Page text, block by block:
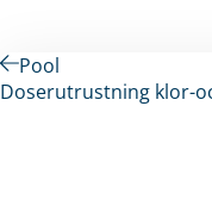
Pool
Doserutrustning klor-